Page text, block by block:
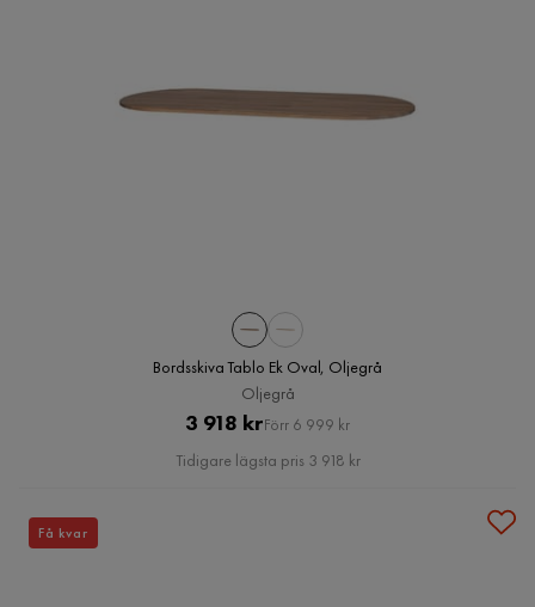
Bordsskiva Tablo Ek Oval, Oljegrå
Oljegrå
Pris
3 918 krOriginal
Pris
Förr 6 999 kr
Tidigare lägsta pris 3 918 kr
Få kvar